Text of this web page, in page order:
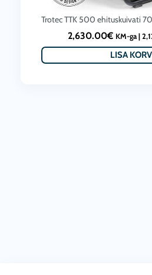
Trotec TTK 500 ehituskuivati
2,630.00€ KM-ga |
LISA